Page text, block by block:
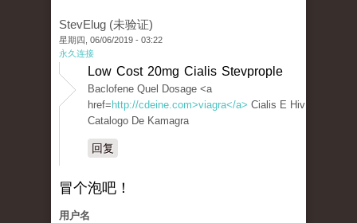
StevElug (未验证)
星期四, 06/06/2019 - 03:22
永久连接
Low Cost 20mg Cialis Stevprople
Baclofene Quel Dosage <a
href= http://cdeine.com>viagra</a> Cialis E Hiv
Catalogo De Kamagra
回复
冒个泡吧！
用户名